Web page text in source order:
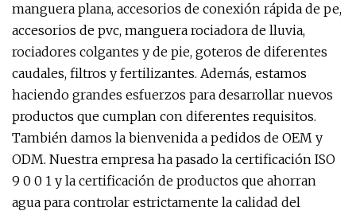
manguera plana, accesorios de conexión rápida de pe,
accesorios de pvc, manguera rociadora de lluvia,
rociadores colgantes y de pie, goteros de diferentes
caudales, filtros y fertilizantes. Además, estamos
haciendo grandes esfuerzos para desarrollar nuevos
productos que cumplan con diferentes requisitos.
También damos la bienvenida a pedidos de OEM y
ODM. Nuestra empresa ha pasado la certificación ISO
9 0 0 1 y la certificación de productos que ahorran
agua para controlar estrictamente la calidad del